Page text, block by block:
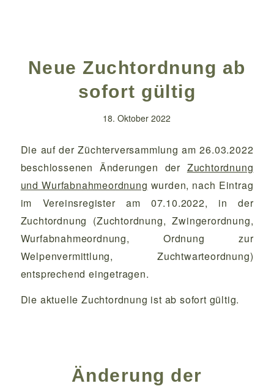
Neue Zuchtordnung ab
sofort gültig
18. Oktober 2022
Die auf der Züchterversammlung am 26.03.2022
beschlossenen Änderungen der Zuchtordnung
und Wurfabnahmeordnung wurden, nach Eintrag
im Vereinsregister am 07.10.2022, in der
Zuchtordnung (Zuchtordnung, Zwingerordnung,
Wurfabnahmeordnung, Ordnung zur
Welpenvermittlung, Zuchtwarteordnung)
entsprechend eingetragen.
Die aktuelle Zuchtordnung ist ab sofort gültig.
Änderung der